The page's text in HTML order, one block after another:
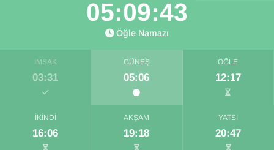
05:09:42
Öğle Namazı
İMSAK
03:31
GÜNEŞ
05:06
ÖĞLE
12:17
İKINDI
16:06
AKŞAM
19:18
YATSI
20:47